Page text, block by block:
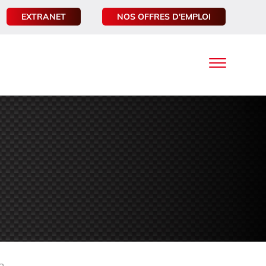
EXTRANET NOS OFFRES D'EMPLOI